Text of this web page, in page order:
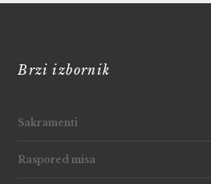
Brzi izbornik
Sakramenti
Raspored misa